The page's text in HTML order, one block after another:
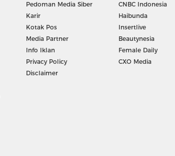
Pedoman Media Siber
Karir
Kotak Pos
Media Partner
Info Iklan
Privacy Policy
Disclaimer
CNBC Indonesia
Haibunda
Insertlive
Beautynesia
Female Daily
CXO Media